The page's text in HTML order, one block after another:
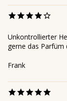
Unkontrollierter
gerne das
Frank